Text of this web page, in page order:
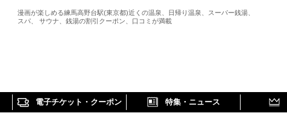
漫画が楽しめる練馬高野台駅(東京都)近くの温泉、日帰り温泉、スーパー銭湯、
スパ、 サウナ、銭湯の割引クーポン、口コミが満載
電子チケット・クーポン 特集・ニュース